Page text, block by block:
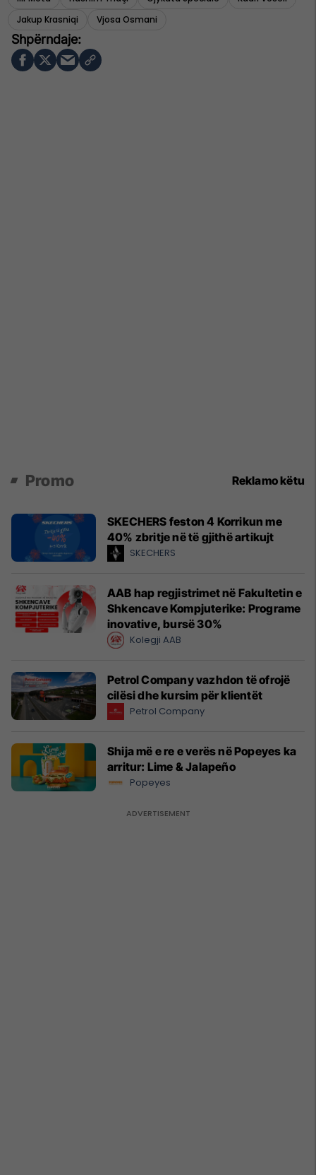
Jakup Krasniqi
Vjosa Osmani
Promo Reklamo këtu
SKECHERS feston 4 Korrikun me
40% zbritje në të gjithë artikujt
SKECHERS
AAB hap regjistrimet në Fakultetin e
Shkencave Kompjuterike: Programe
inovative, bursë 30%
Kolegji AAB
Petrol Company vazhdon të ofrojë
cilësi dhe kursim për klientët
Petrol Company
Shija më e re e verës në Popeyes ka
arritur: Lime & Jalapeño
Popeyes